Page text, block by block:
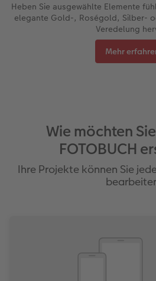
Heben Sie ausgewählte Elemente
elegante Gold-, Roségold, Silber-
Veredelung
Mehr
Wie möchten
FOTOBUCH
Ihre Projekte können Sie